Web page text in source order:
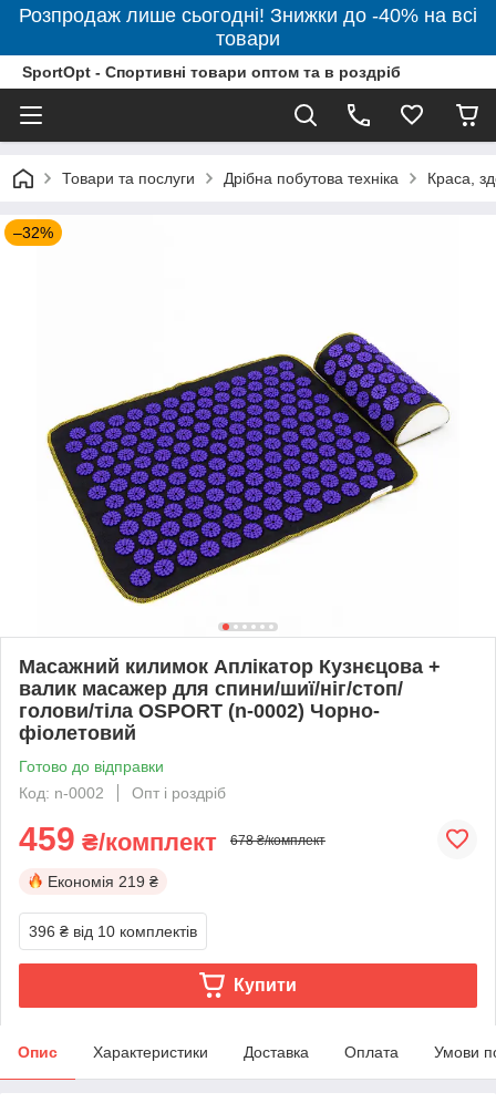
Розпродаж лише сьогодні! Знижки до -40% на всі
товари
SportOpt - Спортивні товари оптом та в роздріб
Товари та послуги Дрібна побутова техніка Краса,
–32%
Масажний килимок Аплікатор Кузнєцова +
валик масажер для спини/шиї/ніг/стоп/
голови/тіла OSPORT (n-0002) Чорно-
фіолетовий
Готово до відправки
Код: n-0002
Опт і роздріб
459 ₴/комплект 678 ₴/комплект
Економія 219 ₴
396 ₴ від 10 комплектів
Купити
Опис Характеристики Доставка Оплата Умови